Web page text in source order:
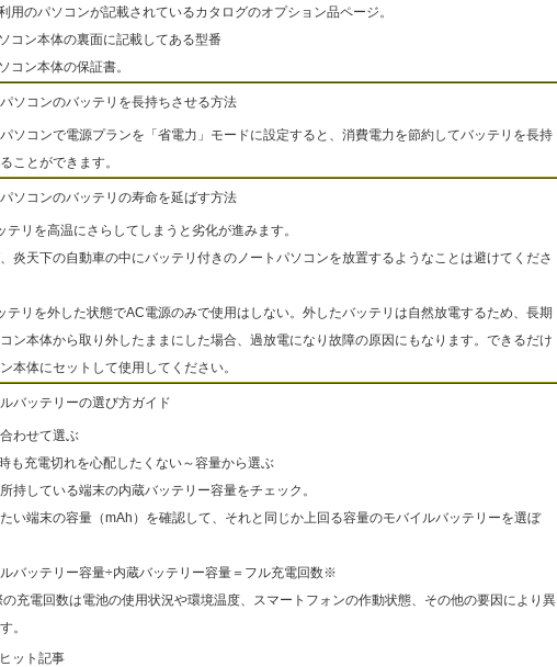
用のパソコンが記載されているカタログのオプション品ページ。
コン本体の裏面に記載してある型番
コン本体の保証書。
ソコンのバッテリを長持ちさせる方法
ソコンで電源プランを「省電力」モードに設定すると、消費電力を節約してバッテリを長持
ことができます。
ソコンのバッテリの寿命を延ばす方法
テリを高温にさらしてしまうと劣化が進みます。
炎天下の自動車の中にバッテリ付きのノートパソコンを放置するようなことは避けてくださ
テリを外した状態でAC電源のみで使用はしない。外したバッテリは自然放電するため、長期
ン本体から取り外したままにした場合、過放電になり故障の原因にもなります。できるだけ
本体にセットして使用してください。
バッテリーの選び方ガイド
わせて選ぶ
も充電切れを心配したくない～容量から選ぶ
持している端末の内蔵バッテリー容量をチェック。
い端末の容量（mAh）を確認して、それと同じか上回る容量のモバイルバッテリーを選ぼ
バッテリー容量÷内蔵バッテリー容量＝フル充電回数※
充電回数は電池の使用状況や環境温度、スマートフォンの作動状態、その他の要因により異
。
ット記事